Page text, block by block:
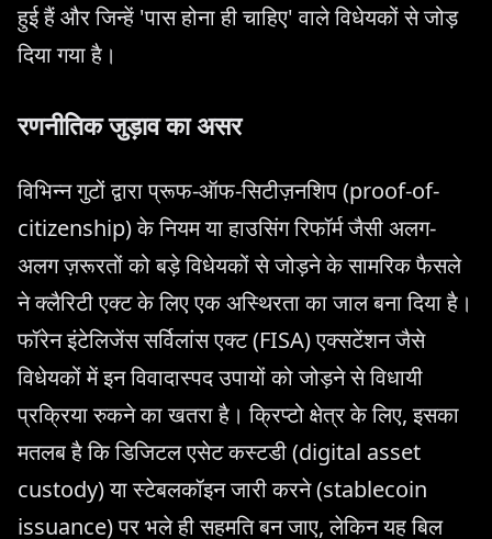
हुई हैं और जिन्हें 'पास होना ही चाहिए' वाले विधेयकों से जोड़
दिया गया है।
रणनीतिक जुड़ाव का असर
विभिन्न गुटों द्वारा प्रूफ-ऑफ-सिटीज़नशिप (proof-of-
citizenship) के नियम या हाउसिंग रिफॉर्म जैसी अलग-
अलग ज़रूरतों को बड़े विधेयकों से जोड़ने के सामरिक फैसले
ने क्लैरिटी एक्ट के लिए एक अस्थिरता का जाल बना दिया है।
फॉरेन इंटेलिजेंस सर्विलांस एक्ट (FISA) एक्सटेंशन जैसे
विधेयकों में इन विवादास्पद उपायों को जोड़ने से विधायी
प्रक्रिया रुकने का खतरा है। क्रिप्टो क्षेत्र के लिए, इसका
मतलब है कि डिजिटल एसेट कस्टडी (digital asset
custody) या स्टेबलकॉइन जारी करने (stablecoin
issuance) पर भले ही सहमति बन जाए, लेकिन यह बिल